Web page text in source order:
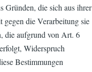
Gründen, die sich aus ihrer
gegen die Verarbeitung sie
die aufgrund von Art. 6
Widerspruch
Bestimmungen